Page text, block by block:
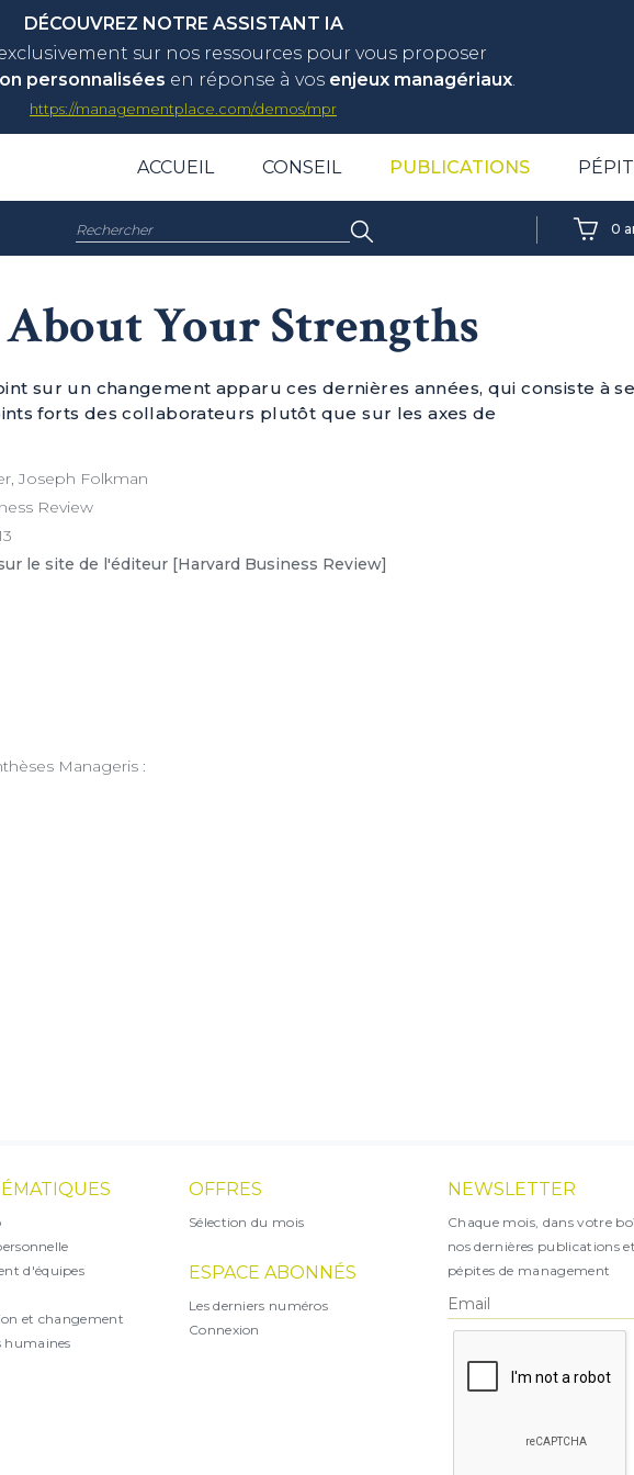
DÉCOUVREZ NOTRE ASSISTANT IA
sur nos ressources pour vous proposer
personnalisées en réponse à vos enjeux managériaux.
https://managementplace.com/demos/mpr
ACCUEIL CONSEIL PUBLICATIONS
Rechercher : 0
Your Strengths
sur un changement apparu ces dernières années, qui consiste à se
forts des collaborateurs plutôt que sur les axes de
Joseph Folkman
Review
le site de l'éditeur [Harvard Business Review]
Manageris :
d'équipes
et changement
humaines
OFFRES
Sélection du mois
ESPACE ABONNÉS
Les derniers numéros
Connexion
NEWSLETTER
Chaque mois, dans votre
nos dernières publications
pépites de management